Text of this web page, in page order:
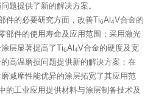
题提供了新的解决方案。
件的必要研究方面，改善Ti6Al4V合金的
部件的使用寿命及应用范围；采用激光
层显著提高了Ti6Al4V合金的硬度及宽
高温磨损问题提供新的解决方案；在
减摩性能优异的涂层拓宽了其应用范
的工业应用提供材料与涂层制备技术及